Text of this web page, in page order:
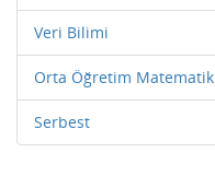
Veri Bilimi
Orta Öğretim Matematik
Serbest